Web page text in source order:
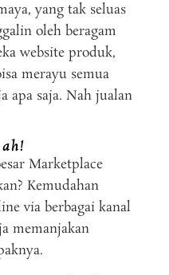
yang tak seluas
oleh beragam
website produk,
merayu semua
apa saja. Nah jualan
Marketplace
Kemudahan
via berbagai kanal
memanjakan